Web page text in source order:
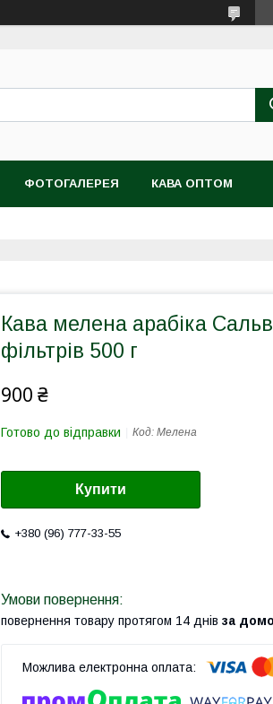
ФОТОГАЛЕРЕЯ КАВА ОПТОМ
Кава мелена арабіка
фільтрів 500 г
900 ₴
Готово до відправки Код: Мелена
Купити
+380 (96) 777-33-55
повернення товару протягом 14 днів за